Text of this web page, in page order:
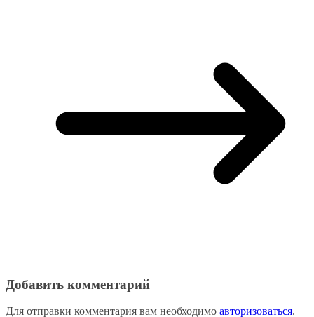
Добавить комментарий
Для отправки комментария вам необходимо авторизоваться.